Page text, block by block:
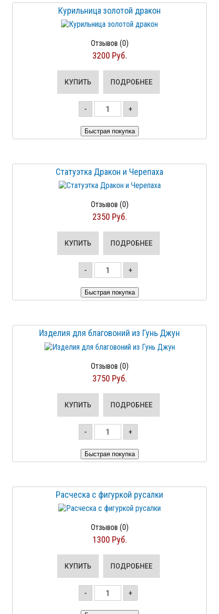
Курильница золотой дракон
Отзывов (0)
3200 Руб.
КУПИТЬ ПОДРОБНЕЕ
- +
Статуэтка Дракон и Черепаха
Отзывов (0)
2350 Руб.
КУПИТЬ ПОДРОБНЕЕ
- +
Изделия для благовоний из Гунь Джун
Отзывов (0)
3750 Руб.
КУПИТЬ ПОДРОБНЕЕ
- +
Расческа с фигуркой русалки
Отзывов (0)
1300 Руб.
КУПИТЬ ПОДРОБНЕЕ
- +